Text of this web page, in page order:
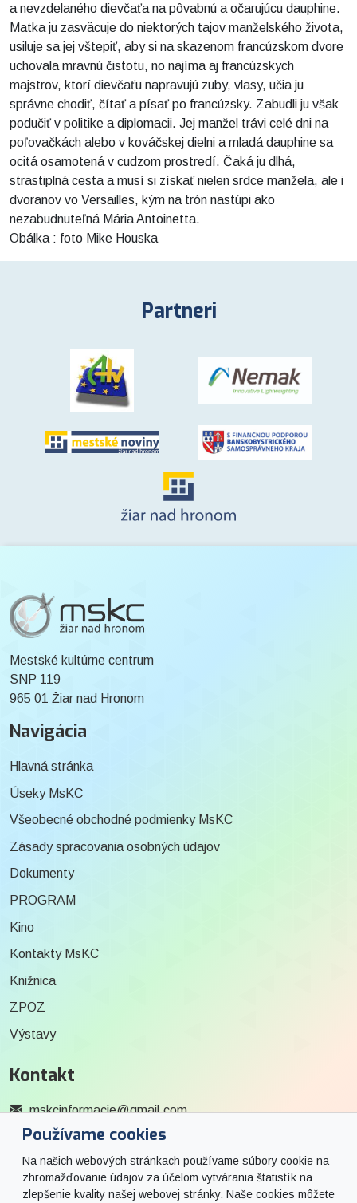
a nevzdelaného dievčaťa na pôvabnú a očarujúcu dauphine.
Matka ju zasväcuje do niektorých tajov manželského života,
usiluje sa jej vštepiť, aby si na skazenom francúzskom dvore
uchovala mravnú čistotu, no najíma aj francúzskych
majstrov, ktorí dievčaťu napravujú zuby, vlasy, učia ju
správne chodiť, čítať a písať po francúzsky. Zabudli ju však
podučiť v politike a diplomacii. Jej manžel trávi celé dni na
poľovačkách alebo v kováčskej dielni a mladá dauphine sa
ocitá osamotená v cudzom prostredí. Čaká ju dlhá,
strastiplná cesta a musí si získať nielen srdce manžela, ale i
dvoranov vo Versailles, kým na trón nastúpi ako
nezabudnuteľná Mária Antoinetta.
Obálka : foto Mike Houska
Partneri
Používame cookies
Na našich webových stránkach používame súbory cookie na
zhromažďovanie údajov za účelom vytvárania štatistík na
zlepšenie kvality našej webovej stránky. Naše cookies môžete
Mestské kultúrne centrum
SNP 119
965 01 Žiar nad Hronom
Navigácia
Hlavná stránka
Úseky MsKC
Všeobecné obchodné podmienky MsKC
Zásady spracovania osobných údajov
Dokumenty
PROGRAM
Kino
Kontakty MsKC
Knižnica
ZPOZ
Výstavy
Kontakt
mskcinformacie@gmail.com
0915 727 244
Social